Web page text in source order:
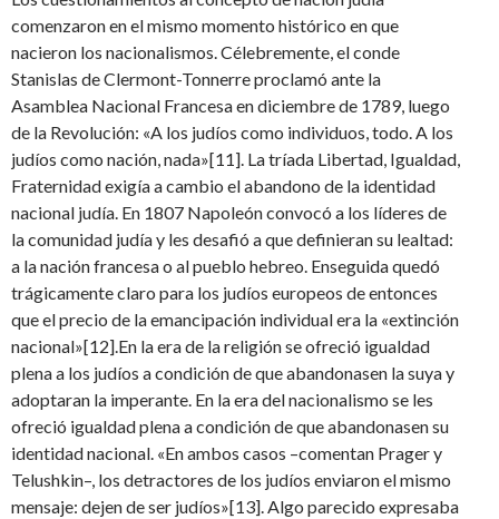
comenzaron en el mismo momento histórico en que
nacieron los nacionalismos. Célebremente, el conde
Stanislas de Clermont-Tonnerre proclamó ante la
Asamblea Nacional Francesa en diciembre de 1789, luego
de la Revolución: «A los judíos como individuos, todo. A los
judíos como nación, nada»[11]. La tríada Libertad, Igualdad,
Fraternidad exigía a cambio el abandono de la identidad
nacional judía. En 1807 Napoleón convocó a los líderes de
la comunidad judía y les desafió a que definieran su lealtad:
a la nación francesa o al pueblo hebreo. Enseguida quedó
trágicamente claro para los judíos europeos de entonces
que el precio de la emancipación individual era la «extinción
nacional»[12].En la era de la religión se ofreció igualdad
plena a los judíos a condición de que abandonasen la suya y
adoptaran la imperante. En la era del nacionalismo se les
ofreció igualdad plena a condición de que abandonasen su
identidad nacional. «En ambos casos –comentan Prager y
Telushkin–, los detractores de los judíos enviaron el mismo
mensaje: dejen de ser judíos»[13]. Algo parecido expresaba